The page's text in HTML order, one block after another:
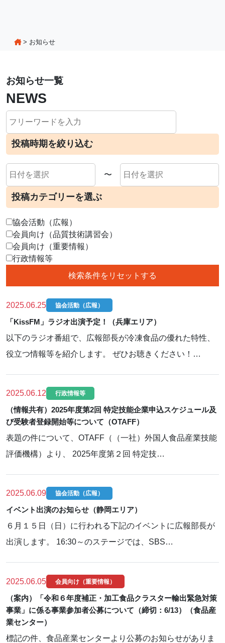
> お知らせ
お知らせ一覧
NEWS
投稿時期を絞り込む
〜
投稿カテゴリーを選ぶ
協会活動（広報）
会員向け（品質技術講習会）
会員向け（重要情報）
行政情報等
2025.06.25 協会活動（広報）
「KissFM」ラジオ出演予定！（兵庫エリア）
以下のラジオ番組で、広報部長が冷凍食品の優れた特性、
役立つ情報等を紹介します。 ぜひお聴きください！…
2025.06.12 行政情報等
（情報共有）2025年度第2回 特定技能企業申込スケジュール及
び受験者登録開始等について（OTAFF）
表題の件について、OTAFF（（一社）外国人食品産業技能
評価機構）より、 2025年度第２回 特定技…
2025.06.09 協会活動（広報）
イベント出演のお知らせ（静岡エリア）
６月１５日（日）に行われる下記のイベントに広報部長が
出演します。 16:30～のステージでは、SBS…
2025.06.05 会員向け（重要情報）
（案内）「令和６年度補正・加工食品クラスター輸出緊急対策
事業」に係る事業参加者公募について（締切：6/13）（食品産
業センター）
標記の件、食品産業センターより公募のお知らせがありま